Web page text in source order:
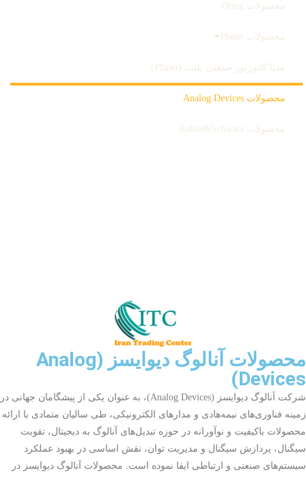
محصولات Oring
محصولات Planet
مدیا کانورتور صنعتی پلنت (Planet)
محصولات Analog Devices
محصولات Rohde&Schwarz
محصولات آنالوگ دیوایسز (Analog
Devices)
شرکت آنالوگ دیوایسز (Analog Devices)، به عنوان یکی از پیشگامان جهانی در
زمینه فناوری‌های نیمه‌هادی و مدارهای الکترونیکی، طی سالیان متمادی با ارائه
محصولات باکیفیت و نوآورانه در حوزه تبدیل‌های آنالوگ به دیجیتال، تقویت
سیگنال، پردازش سیگنال و مدیریت توان، نقش اساسی در بهبود عملکرد
سیستم‌های صنعتی و ارتباطی ایفا نموده است. محصولات آنالوگ دیوایسز در